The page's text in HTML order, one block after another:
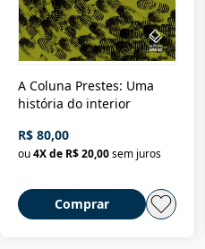
A Coluna Prestes: Uma
história do interior
R$ 80,00
ou4X de R$ 20,00sem juros
Comprar